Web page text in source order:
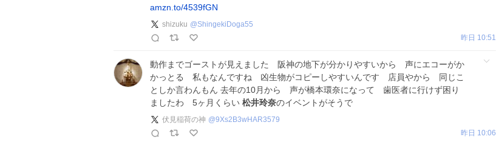
amzn.to/4539fGN
shizuku @ShingekiDoga55
昨日 10:51
動作までゴーストが見えました 阪神の地下が分かりやすいから 声にエコーがか
かっとる 私もなんですね 凶生物がコピーしやすいんです 店員やから 同じこ
としか言わんもん 去年の10月から 声が橋本環奈になって 歯医者に行けず困り
ましたわ 5ヶ月くらい 松井玲奈のイベントがそうで
伏見稲荷の神 @9Xs2B3wHAR3579
昨日 10:06